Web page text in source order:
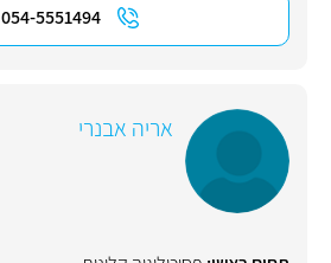
054-5551494
אריה אבנרי